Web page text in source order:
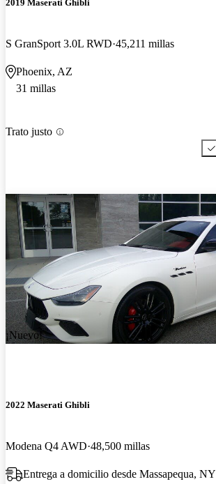
2019 Maserati Ghibli
S GranSport 3.0L RWD 45,211 millas
Phoenix, AZ
31 millas
Trato justo
¡Nuevo!
2022 Maserati Ghibli
Modena Q4 AWD 48,500 millas
Entrega a domicilio desde Massapequa, NY